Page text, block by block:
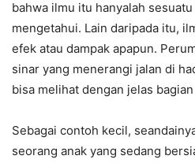
bahwa ilmu itu hanyalah
mengetahui. Lain daripada itu,
efek atau dampak apapun.
sinar yang menerangi jalan di
bisa melihat dengan jelas
Sebagai contoh kecil,
seorang anak yang sedang